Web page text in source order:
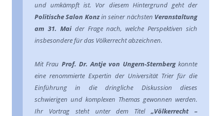
und umkämpft ist. Vor diesem Hintergrund geht der
Politische Salon Konzin seiner nächsten Veranstaltung
am 31. Maider Frage nach, welche Perspektiven sich
insbesondere für das Völkerrecht abzeichnen.
Mit Frau Prof. Dr. Antje von Ungern-Sternbergkonnte
eine renommierte Expertin der Universität Trier für die
Einführung in die dringliche Diskussion dieses
schwierigen und komplexen Themas gewonnen werden.
Ihr Vortrag steht unter dem Titel„Völkerrecht –